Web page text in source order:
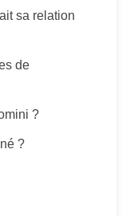
sa relation
de
?
?